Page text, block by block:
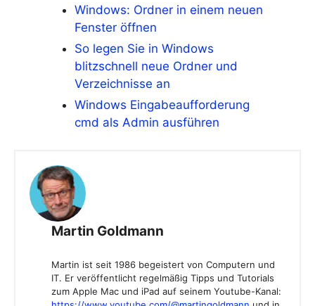
Windows: Ordner in einem neuen
Fenster öffnen
So legen Sie in Windows
blitzschnell neue Ordner und
Verzeichnisse an
Windows Eingabeaufforderung
cmd als Admin ausführen
Martin Goldmann
Martin ist seit 1986 begeistert von Computern und
IT. Er veröffentlicht regelmäßig Tipps und Tutorials
zum Apple Mac und iPad auf seinem Youtube-Kanal: